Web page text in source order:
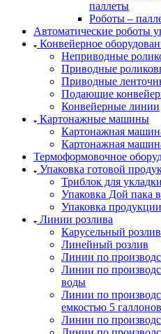
паллеты
Роботы –
Автоматические роботы
Конвейерное
Неприводные
Приводные
Приводные
Подающие
Конвейерные линии
Картонажные машины
Картонажная
Картонажная
Термоформовочное
Упаковка готовой
Триблок для
Упаковка Дой пака
Упаковка
Линии розлива
Карусельный розлив
Линейный розлив
Линии по
Линии по
воды
Линии по
емкостью 5 галлонов
Линии по